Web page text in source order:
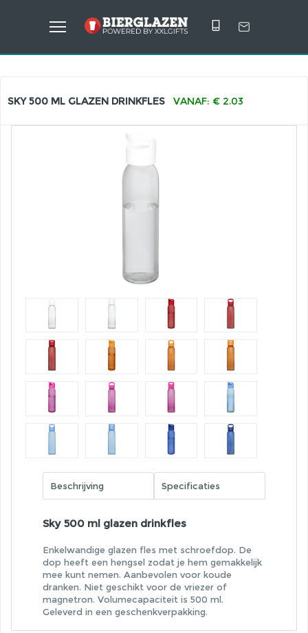
SKY 500 ML GLAZEN DRINKFLES VANAF: € 2.03
Beschrijving Specificaties
Sky 500 ml glazen drinkfles
Enkelwandige glazen fles met schroefdop. De
dop heeft een hengsel zodat je hem gemakkelijk
mee kunt nemen. Aanbevolen voor koude
dranken. Niet geschikt voor de vriezer of
magnetron. Volumecapaciteit is 500 ml.
Geleverd in een geschenkverpakking.